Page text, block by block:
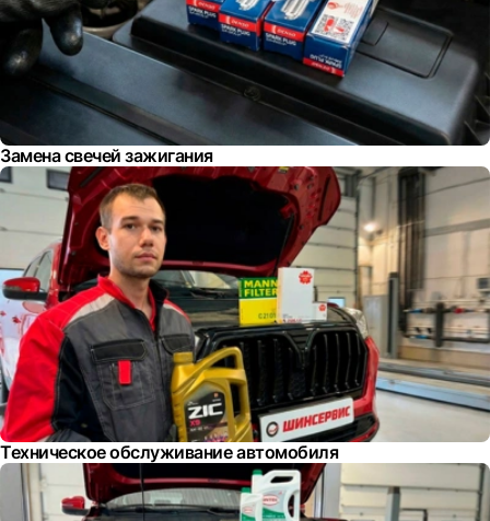
Замена свечей зажигания
Техническое обслуживание автомобиля